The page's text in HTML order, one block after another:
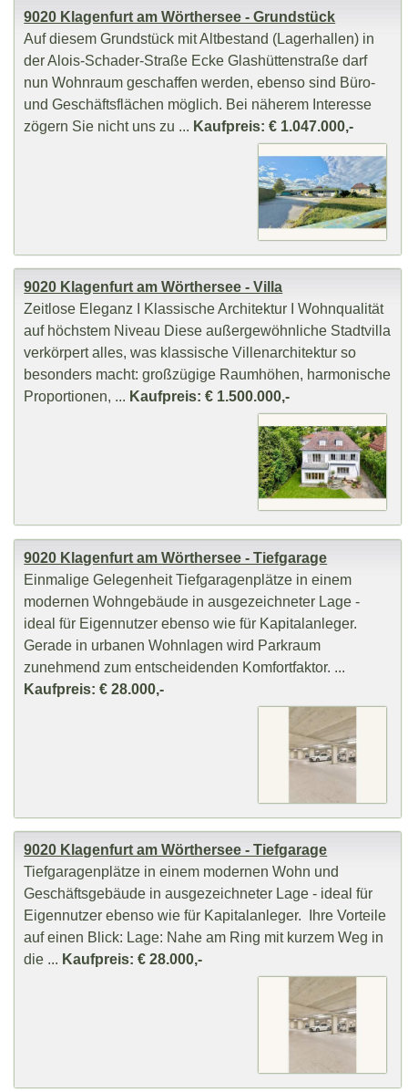
9020 Klagenfurt am Wörthersee - Grundstück
Auf diesem Grundstück mit Altbestand (Lagerhallen) in
der Alois-Schader-Straße Ecke Glashüttenstraße darf
nun Wohnraum geschaffen werden, ebenso sind Büro-
und Geschäftsflächen möglich. Bei näherem Interesse
zögern Sie nicht uns zu ... Kaufpreis: € 1.047.000,-
9020 Klagenfurt am Wörthersee - Villa
Zeitlose Eleganz I Klassische Architektur I Wohnqualität
auf höchstem Niveau Diese außergewöhnliche Stadtvilla
verkörpert alles, was klassische Villenarchitektur so
besonders macht: großzügige Raumhöhen, harmonische
Proportionen, ... Kaufpreis: € 1.500.000,-
9020 Klagenfurt am Wörthersee - Tiefgarage
Einmalige Gelegenheit Tiefgaragenplätze in einem
modernen Wohngebäude in ausgezeichneter Lage -
ideal für Eigennutzer ebenso wie für Kapitalanleger.
Gerade in urbanen Wohnlagen wird Parkraum
zunehmend zum entscheidenden Komfortfaktor. ...
Kaufpreis: € 28.000,-
9020 Klagenfurt am Wörthersee - Tiefgarage
Tiefgaragenplätze in einem modernen Wohn und
Geschäftsgebäude in ausgezeichneter Lage - ideal für
Eigennutzer ebenso wie für Kapitalanleger. Ihre Vorteile
auf einen Blick: Lage: Nahe am Ring mit kurzem Weg in
die ... Kaufpreis: € 28.000,-